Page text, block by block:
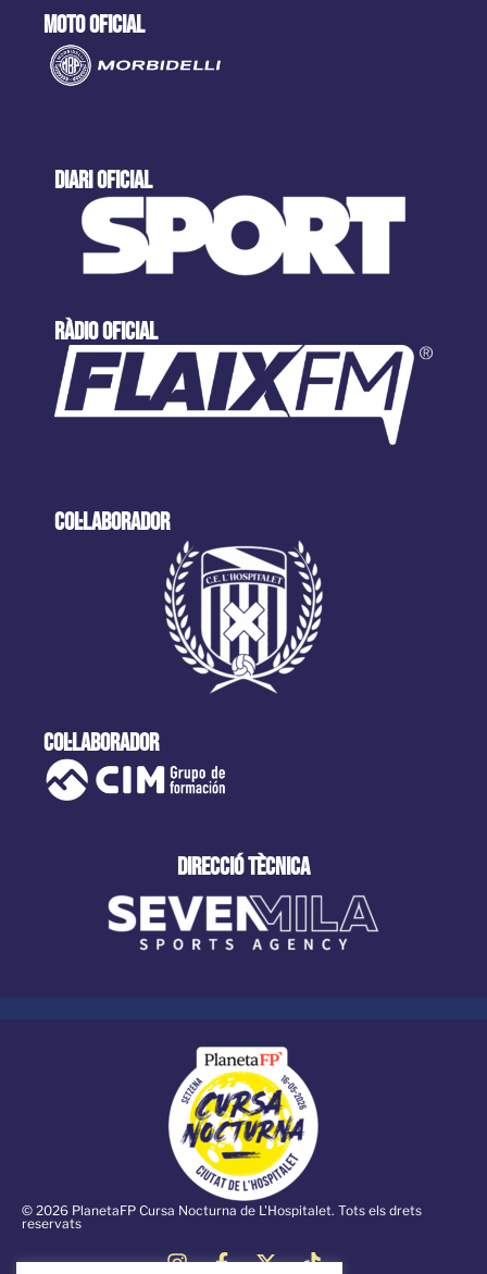
moto oficial
DIARI OFICIAL
ràdio oficial
col·laborador
col·laborador
direcció tècnica
© 2026 PlanetaFP Cursa Nocturna de L'Hospitalet. Tots els drets
reservats